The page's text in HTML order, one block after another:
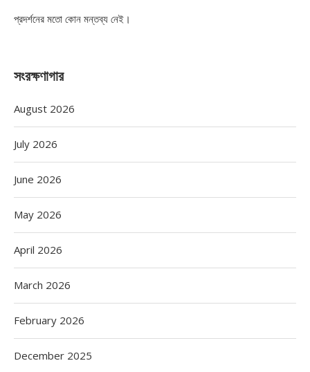
প্রদর্শনের মতো কোন মন্তব্য নেই।
সংরক্ষণাগার
August 2026
July 2026
June 2026
May 2026
April 2026
March 2026
February 2026
December 2025